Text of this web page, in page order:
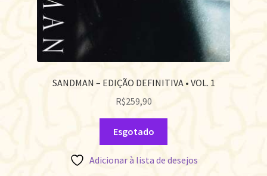
SANDMAN – EDIÇÃO DEFINITIVA • VOL. 1
R$259,90
Esgotado
Adicionar à lista de desejos